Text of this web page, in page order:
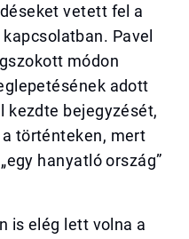
vetett fel a
Pavel
módon
adott
kezdte bejegyzését,
történteken, mert
hanyatló ország”
is elég lett volna a